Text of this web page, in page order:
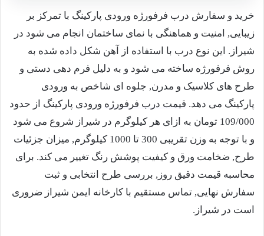
خرید و سفارش درب فرفورژه ورودی پارکینگ با تمرکز بر
زیبایی, امنیت و هماهنگی با نمای ساختمان انجام می شود در
شیراز. این نوع درب با استفاده از آهن شکل داده شده به
روش فرفورژه ساخته می شود و به دلیل فرم دهی دستی و
طرح های کلاسیک و مدرن, جلوه ای شاخص به ورودی
پارکینگ می دهد. قیمت درب فرفورژه ورودی پارکینگ از حدود
109/000 تومان به ازای هر کیلوگرم در شیراز شروع می شود
و با توجه به وزن تقریبی 300 تا 1000 کیلوگرم, میزان جزئیات
طرح, ضخامت ورق و کیفیت پوشش رنگ تغییر می کند. برای
محاسبه قیمت دقیق روز, بررسی طرح انتخابی و ثبت
سفارش نهایی, تماس مستقیم با کارخانه ایمن شیراز ضروری
است در شیراز.